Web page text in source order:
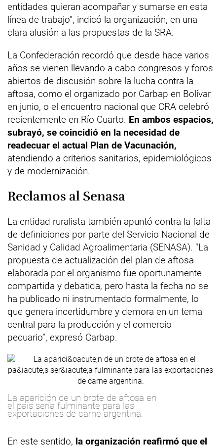
entidades quieran acompañar y sumarse en esta
línea de trabajo”, indicó la organización, en una
clara alusión a las propuestas de la SRA.
La Confederación recordó que desde hace varios
años se vienen llevando a cabo congresos y foros
abiertos de discusión sobre la lucha contra la
aftosa, como el organizado por Carbap en Bolívar
en junio, o el encuentro nacional que CRA celebró
recientemente en Río Cuarto. En ambos espacios,
subrayó, se coincidió en la necesidad de
readecuar el actual Plan de Vacunación,
atendiendo a criterios sanitarios, epidemiológicos
y de modernización.
Reclamos al Senasa
La entidad ruralista también apuntó contra la falta
de definiciones por parte del Servicio Nacional de
Sanidad y Calidad Agroalimentaria (SENASA). “La
propuesta de actualización del plan de aftosa
elaborada por el organismo fue oportunamente
compartida y debatida, pero hasta la fecha no se
ha publicado ni instrumentado formalmente, lo
que genera incertidumbre y demora en un tema
central para la producción y el comercio
pecuario”, expresó Carbap.
La aparición de un brote de aftosa en
el país sería fulminante para las
exportaciones de carne argentina.
En este sentido, la organización reafirmó que el